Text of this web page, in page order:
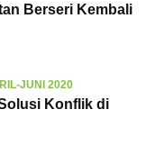
Berseri Kembali
JUNI 2020
Konflik di